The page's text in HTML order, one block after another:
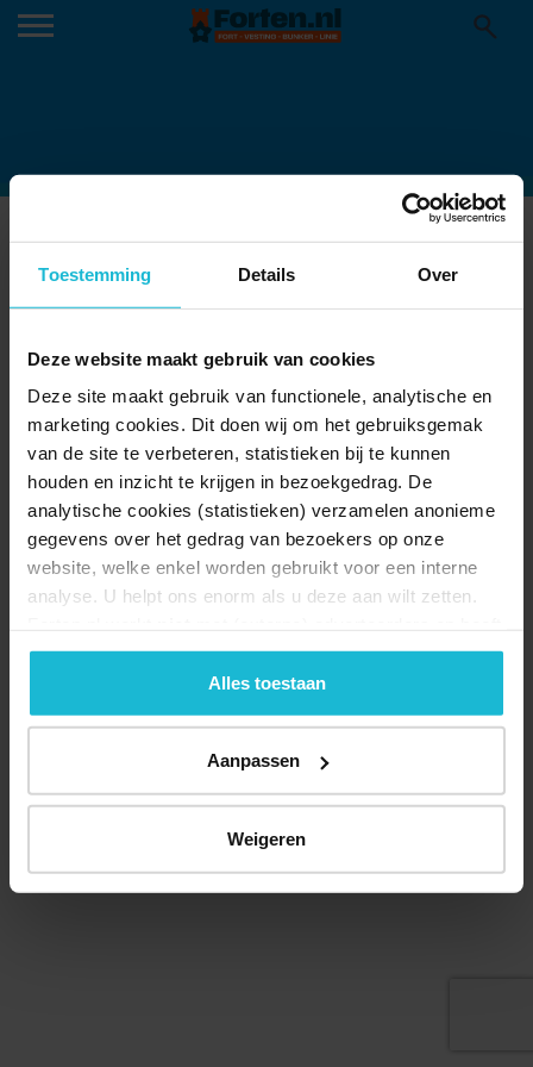
Toestemming Details Over
Deze website maakt gebruik van cookies
Deze site maakt gebruik van functionele, analytische en
marketing cookies. Dit doen wij om het gebruiksgemak
van de site te verbeteren, statistieken bij te kunnen
houden en inzicht te krijgen in bezoekgedrag. De
analytische cookies (statistieken) verzamelen anonieme
gegevens over het gedrag van bezoekers op onze
website, welke enkel worden gebruikt voor een interne
analyse. U helpt ons enorm als u deze aan wilt zetten.
geen commerciële doelstelling. U kunt deze cookies via
de knoppen accepteren, beheren of weigeren.
Alles toestaan
Aanpassen
Weigeren
FIETSEN FORT ’T HEMELTJE
© 2026 Stichting Forten Nederland